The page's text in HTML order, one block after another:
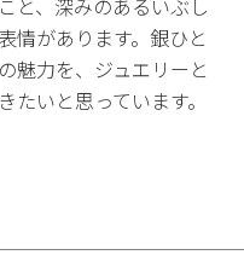
と、深みのあるいぶし
情があります。銀ひと
魅力を、ジュエリーと
いと思っています。